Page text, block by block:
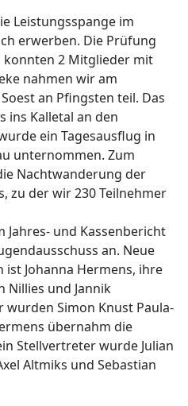
Leistungsspange im
erwerben. Die Prüfung
konnten 2 Mitglieder mit
nahmen wir am
an Pfingsten teil. Das
ins Kalletal an den
ein Tagesausflug in
unternommen. Zum
Nachtwanderung der
zu der wir 230 Teilnehmer
und Kassenbericht
an. Neue
Johanna Hermens, ihre
Nillies und Jannik
Simon Knust Paula-
übernahm die
Stellvertreter wurde Julian
Altmiks und Sebastian